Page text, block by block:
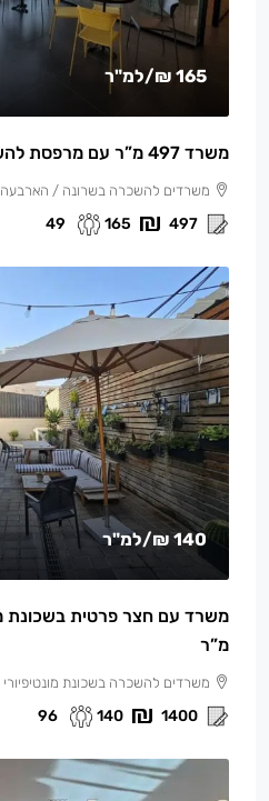
165 ₪ /למ"ר
משרד 497 מ”ר עם מרפסת להשכרה במגדלי הארבעה
משרדים להשכרה בשרונה / הארבעה
497
165
49
140 ₪ /למ"ר
מ”ר
משרדים להשכרה בשכונת מונטיפיורי
1400
140
96